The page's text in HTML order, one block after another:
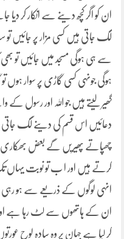
ان کو اگر کچھ دینے سے انکار کر
لگ جاتی ہیں کسی مزار پر جائیں
سے ہی ہوگی مسجد میں جائیں تو
ہوگی جونہی کسی گاڑی پر سوار ہوں
گھیر لیتے ہیں جو اللہ اور رسول کے
دعائیں اس قسم کی دینے لگ جاتی
چھپاتے پھیریں گے بعض بھکاری
کرتے ہیں اور ا ب تو نوبت یہاں
انہی لوگوں کے ذریعے سے ہو رہی
ان کے ہاتھوں سے لٹ رہا ہے
کر لیا ہے جہان پر وہ سادہ لوح